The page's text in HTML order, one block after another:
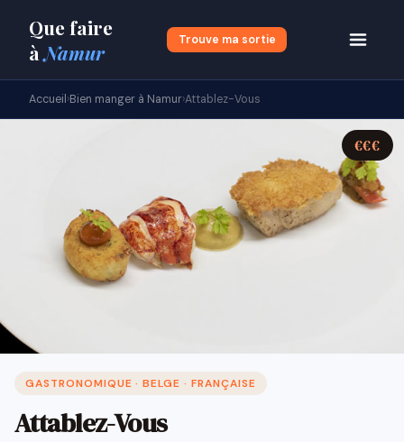
Que faire
àNamur Trouve ma sortie
Accueil ›Bien manger à Namur›Attablez-Vous
€€€
GASTRONOMIQUE · BELGE · FRANÇAISE
Attablez-Vous